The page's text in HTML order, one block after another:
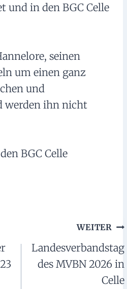
und in den BGC Celle
seinen
um einen ganz
und
werden ihn nicht
BGC Celle
WEITER
Landesverbandstag
des MVBN 2026 in
Celle